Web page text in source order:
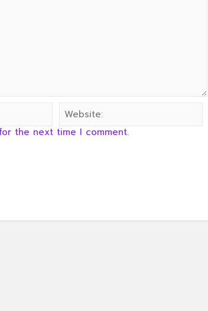
the next time I comment.